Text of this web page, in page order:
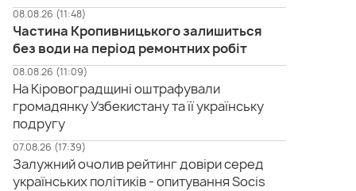
08.08.26 (11:48)
Частина Кропивницького залишиться
без води на період ремонтних робіт
08.08.26 (11:09)
На Кіровоградщині оштрафували
громадянку Узбекистану та її українську
подругу
07.08.26 (17:39)
Залужний очолив рейтинг довіри серед
українських політиків - опитування Socis